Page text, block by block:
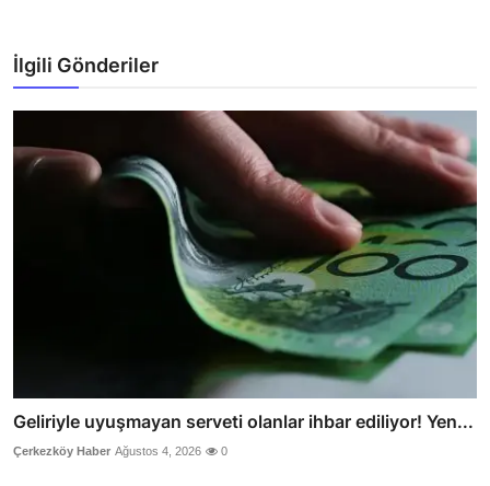
İlgili Gönderiler
Geliriyle uyuşmayan serveti olanlar ihbar ediliyor! Yen...
Çerkezköy Haber Ağustos 4, 2026 0